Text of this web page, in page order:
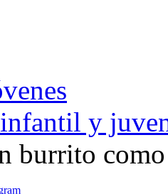
y
burrito